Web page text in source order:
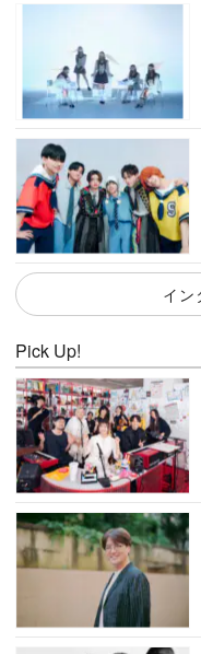
イン
Pick Up!